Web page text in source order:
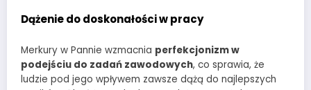
Dążenie do doskonałości w pracy
Merkury w Pannie wzmacnia perfekcjonizm w
podejściu do zadań zawodowych, co sprawia, że
ludzie pod jego wpływem zawsze dążą do najlepszych